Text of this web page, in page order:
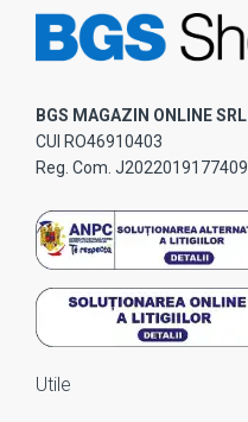
BGS MAGAZIN ONLINE SRL
CUI RO46910403
Reg. Com. J2022019177409
Utile